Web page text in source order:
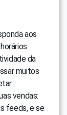
aos
da
muitos
vendas:
feeds, e se